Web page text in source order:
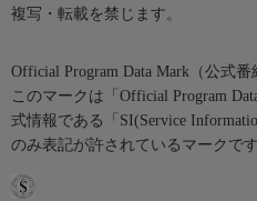
複写・転載を禁じます。
Official Program Data Mark（公式番
このマークは「Official Program
式情報である「SI(Service
のみ表記が許されているマークです